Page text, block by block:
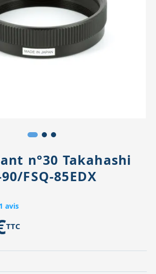
montures
Têtes
n°30 Takahashi
FSQ-85EDX
1 avis
TTC